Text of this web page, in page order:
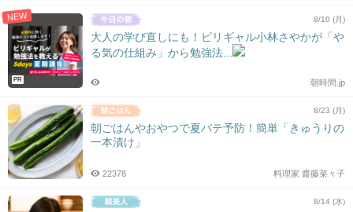
NEW
PR
8/10 (月)
大人の学び直しにも！ビリギャル小林さやかが「や
る気の仕組み」から勉強法...
朝時間.jp
8/23 (月)
朝ごはんやおやつで夏バテ予防！簡単「きゅうりの
一本漬け」
料理家 齋藤菜々子
22378
8/14 (水)